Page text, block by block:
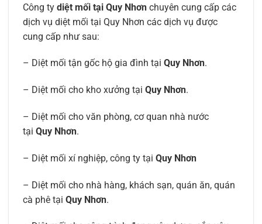
Công ty diệt mối tại Quy Nhơn chuyên cung cấp các
dịch vụ diệt mối tại Quy Nhơn các dịch vụ được
cung cấp như sau:
– Diệt mối tận gốc hộ gia đình tại Quy Nhơn.
– Diệt mối cho kho xưởng tại Quy Nhơn.
– Diệt mối cho văn phòng, cơ quan nhà nước
tại Quy Nhơn.
– Diệt mối xí nghiệp, công ty tại Quy Nhơn
– Diệt mối cho nhà hàng, khách sạn, quán ăn, quán
cà phê tại Quy Nhơn.